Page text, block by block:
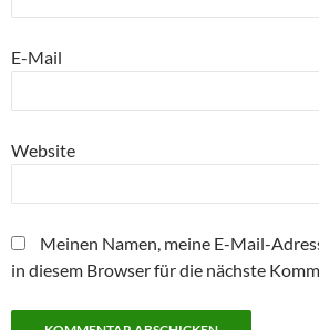
E-Mail
Website
Meinen Namen, meine E-Mail-
in diesem Browser für die nächste